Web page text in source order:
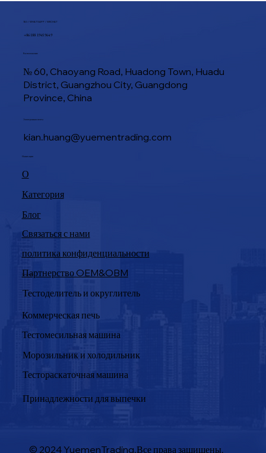
ТЕЛ / WHATSAPP / WECHAT
+86 188 1945 9649
Расположение
№ 60, Chaoyang Road, Huadong Town, Huadu
District, Guangzhou City, Guangdong
Province, China
kian.huang@yuementrading.com
Электронная почта
Навигация
О
Категория
Блог
политика конфиденциальности
Связаться с нами
Тестоделитель и округлитель
Продукция
Коммерческая печь
Тестомесильная машина
Морозильник и холодильник
Тестораскаточная машина
Принадлежности для выпечки
Партнерство OEM&OBM
© 2024 YuemenTrading.Все права защищены.